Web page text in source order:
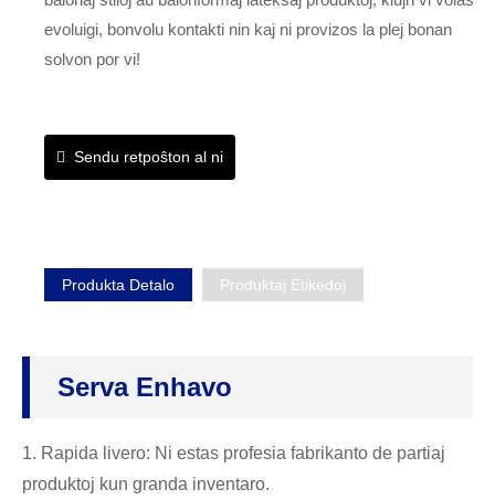
evoluigi, bonvolu kontakti nin kaj ni provizos la plej bonan
solvon por vi!
Sendu retpoŝton al ni
Produkta Detalo Produktaj Etikedoj
Serva Enhavo
1. Rapida livero: Ni estas profesia fabrikanto de partiaj
produktoj kun granda inventaro.